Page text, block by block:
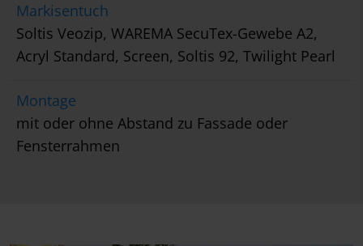
Markisentuch
Soltis Veozip, WAREMA SecuTex-Gewebe A2,
Acryl Standard, Screen, Soltis 92, Twilight Pearl
Montage
mit oder ohne Abstand zu Fassade oder
Fensterrahmen